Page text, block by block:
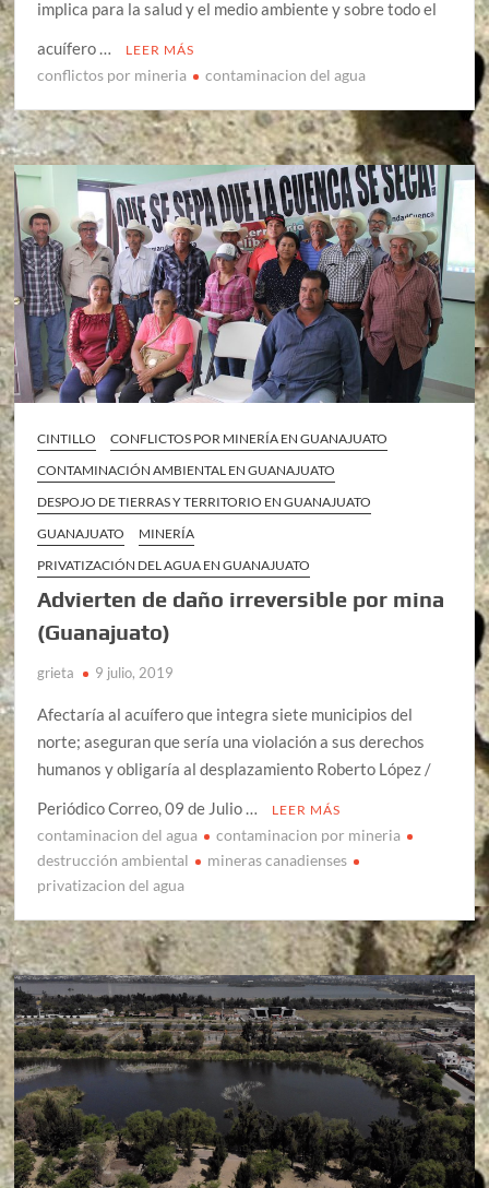
implica para la salud y el medio ambiente y sobre todo el
acuífero …
LEER MÁS
conflictos por mineria contaminacion del agua
CINTILLO
CONFLICTOS POR MINERÍA EN GUANAJUATO
CONTAMINACIÓN AMBIENTAL EN GUANAJUATO
DESPOJO DE TIERRAS Y TERRITORIO EN GUANAJUATO
GUANAJUATO
MINERÍA
PRIVATIZACIÓN DEL AGUA EN GUANAJUATO
Advierten de daño irreversible por mina
(Guanajuato)
grieta 9 julio, 2019
Afectaría al acuífero que integra siete municipios del
norte; aseguran que sería una violación a sus derechos
humanos y obligaría al desplazamiento Roberto López /
Periódico Correo, 09 de Julio …
LEER MÁS
contaminacion del agua
contaminacion por mineria
destrucción ambiental
mineras canadienses
privatizacion del agua